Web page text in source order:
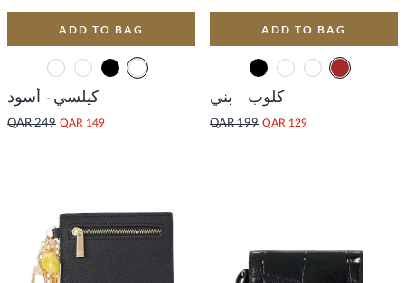
ADD TO BAG
كلوب – بني
QAR 129
QAR 199
ADD TO BAG
كيلسي - أسود
QAR 149
QAR 249